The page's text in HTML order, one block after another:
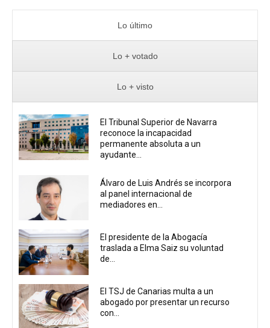
Lo último
Lo + votado
Lo + visto
El Tribunal Superior de Navarra
reconoce la incapacidad
permanente absoluta a un
ayudante...
Álvaro de Luis Andrés se incorpora
al panel internacional de
mediadores en...
El presidente de la Abogacía
traslada a Elma Saiz su voluntad
de...
El TSJ de Canarias multa a un
abogado por presentar un recurso
con...